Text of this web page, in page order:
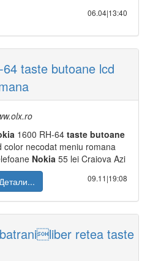
06.04|13:40
taste butoane lcd
1600 RH-64 taste butoane
color necodat meniu romana
Nokia 55 lei Craiova Azi
09.11|19:08
retea taste